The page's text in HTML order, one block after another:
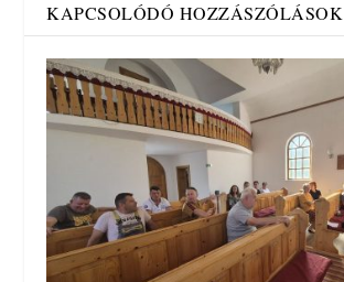
KAPCSOLÓDÓ HOZZÁSZÓLÁSOK